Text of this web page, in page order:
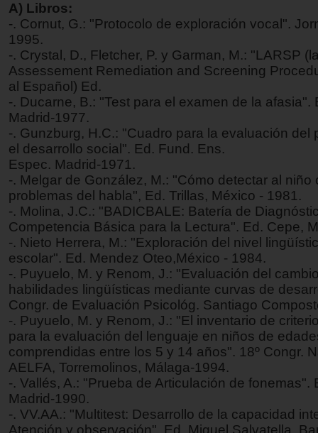
A) Libros:
-. Cornut, G.: "Protocolo de exploración vocal".
1995.
-. Crystal, D., Fletcher, P. y Garman, M.: "LARSP
Assessement Remediation and Screening
al Español) Ed.
-. Ducarne, B.: "Test para el examen de la afasia".
Madrid-1977.
-. Gunzburg, H.C.: "Cuadro para la evaluación del
el desarrollo social". Ed. Fund. Ens.
Espec. Madrid-1971.
-. Melgar de González, M.: "Cómo detectar al niño
problemas del habla", Ed. Trillas, México - 1981.
-. Molina, J.C.: "BADICBALE: Batería de
Competencia Básica para la Lectura". Ed. Cepe,
-. Nieto Herrera, M.: "Exploración del nivel
escolar". Ed. Mendez Oteo,México - 1984.
-. Puyuelo, M. y Renom, J.: "Evaluación del
habilidades lingüísticas mediante curvas de
Congr. de Evaluación Psicológ. Santiago
-. Puyuelo, M. y Renom, J.: "El inventario de
para la evaluación del lenguaje en niños de
comprendidas entre los 5 y 14 años". 18º Congr.
AELFA, Torremolinos, Málaga-1994.
-. Vallés, A.: "Prueba de Articulación de fonemas".
Madrid-1990.
-. VV.AA.: "Multitest: Desarrollo de la capacidad
Atención y observación". Ed. Miguel Salvatella,